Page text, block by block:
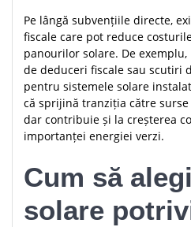
Pe lângă subvențiile directe,
fiscale care pot reduce
panourilor solare. De
de deduceri fiscale sau scutiri
pentru sistemele solare
că sprijină tranziția către
dar contribuie și la creșterea
importanței energiei verzi.
Cum să
solare